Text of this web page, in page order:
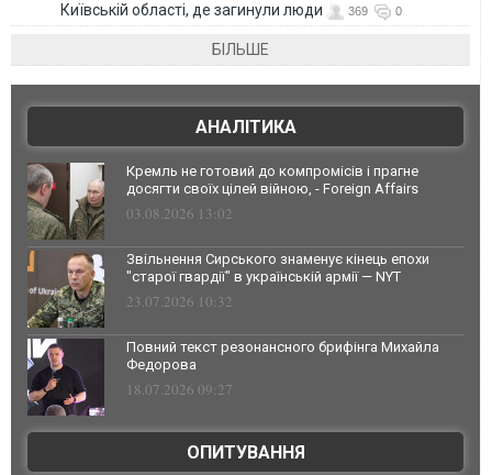
Київській області, де загинули люди
369 0
БІЛЬШЕ
АНАЛІТИКА
Кремль не готовий до компромісів і прагне
досягти своїх цілей війною, - Foreign Affairs
03.08.2026 13:02
Звільнення Сирського знаменує кінець епохи
"старої гвардії" в українській армії — NYT
23.07.2026 10:32
Повний текст резонансного брифінга Михайла
Федорова
18.07.2026 09:27
ОПИТУВАННЯ